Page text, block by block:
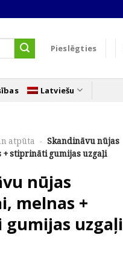
Pieslēgties
Latviešu
atpūta - Skandināvu nūjas
+ stiprināti gumijas uzgaļi
nūjas
melnas +
uzgaļi